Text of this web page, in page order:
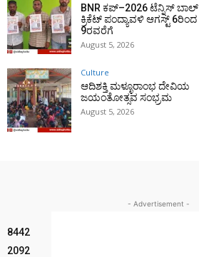
BNR ಕಪ್–2026 ಟೆನ್ನಿಸ್ ಬಾಲ್
ಕ್ರಿಕೆಟ್ ಪಂದ್ಯಾವಳಿ ಆಗಸ್ಟ್ 6ರಿಂದ
9ರವರೆಗೆ
August 5, 2026
Culture
ಆದಿಶಕ್ತಿ ಮಳ್ಳೂರಾಂಭ ದೇವಿಯ
ಜಯಂತೋತ್ಸವ ಸಂಭ್ರಮ
August 5, 2026
8442
2092
- Advertisement -